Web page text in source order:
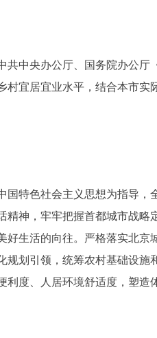
中央办公厅、国务院办公厅
村宜居宜业水平，结合本市实
特色社会主义思想为指导，
精神，牢牢把握首都城市战
好生活的向往。严格落实北
规划引领，统筹农村基础设
利度、人居环境舒适度，塑造